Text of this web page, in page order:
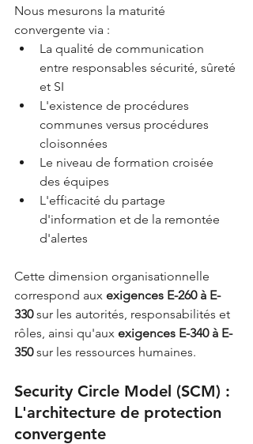
Nous mesurons la maturité
convergente via :
La qualité de communication
entre responsables sécurité, sûreté
et SI
L'existence de procédures
communes versus procédures
cloisonnées
Le niveau de formation croisée
des équipes
L'efficacité du partage
d'information et de la remontée
d'alertes
Cette dimension organisationnelle
correspond aux exigences E-260 à E-
330 sur les autorités, responsabilités et
rôles, ainsi qu'aux exigences E-340 à E-
350 sur les ressources humaines.
Security Circle Model (SCM) :
L'architecture de protection
convergente